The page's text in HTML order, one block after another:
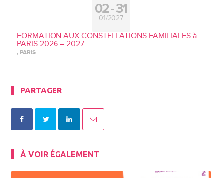
02 31
01/2027
FORMATION AUX CONSTELLATIONS FAMILIALES à
PARIS 2026 – 2027
, PARIS
PARTAGER
À VOIR ÉGALEMENT